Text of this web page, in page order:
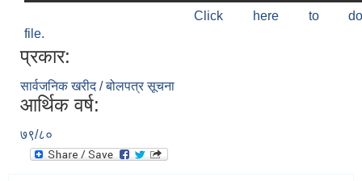
Click here to
file.
प्रकार:
सार्वजनिक खरीद / बोलपत्र सूचना
आर्थिक वर्ष:
७९/८०